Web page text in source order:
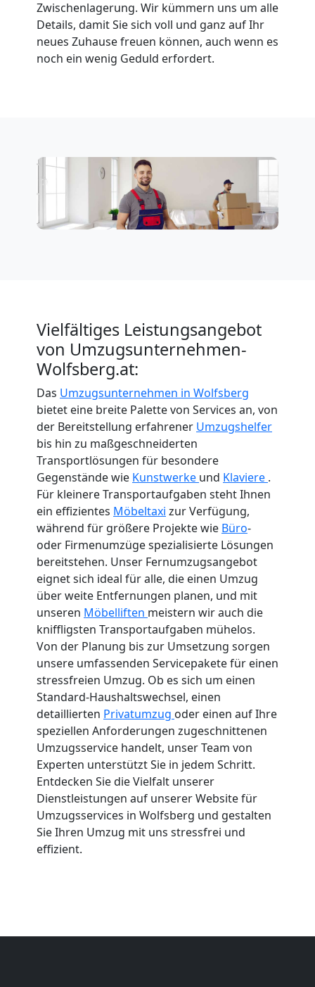
Zwischenlagerung. Wir kümmern uns um alle
Details, damit Sie sich voll und ganz auf Ihr
neues Zuhause freuen können, auch wenn es
noch ein wenig Geduld erfordert.
Vielfältiges Leistungsangebot
von Umzugsunternehmen-
Wolfsberg.at:
Das Umzugsunternehmen in Wolfsberg
bietet eine breite Palette von Services an, von
der Bereitstellung erfahrener Umzugshelfer
bis hin zu maßgeschneiderten
Transportlösungen für besondere
Gegenstände wie Kunstwerke und Klaviere .
Für kleinere Transportaufgaben steht Ihnen
ein effizientes Möbeltaxi zur Verfügung,
während für größere Projekte wie Büro-
oder Firmenumzüge spezialisierte Lösungen
bereitstehen. Unser Fernumzugsangebot
eignet sich ideal für alle, die einen Umzug
über weite Entfernungen planen, und mit
unseren Möbelliften meistern wir auch die
kniffligsten Transportaufgaben mühelos.
Von der Planung bis zur Umsetzung sorgen
unsere umfassenden Servicepakete für einen
stressfreien Umzug. Ob es sich um einen
Standard-Haushaltswechsel, einen
detaillierten Privatumzug oder einen auf Ihre
speziellen Anforderungen zugeschnittenen
Umzugsservice handelt, unser Team von
Experten unterstützt Sie in jedem Schritt.
Entdecken Sie die Vielfalt unserer
Dienstleistungen auf unserer Website für
Umzugsservices in Wolfsberg und gestalten
Sie Ihren Umzug mit uns stressfrei und
effizient.